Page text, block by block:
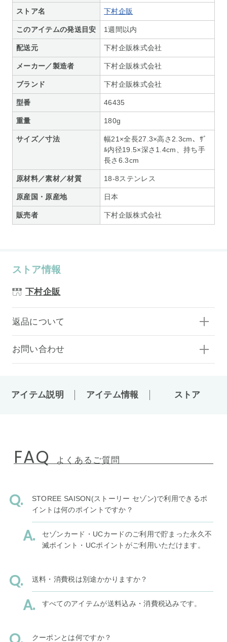
ストア名 下村企販
このアイテムの発送目安 1週間以内
配送元 下村企販株式会社
メーカー／製造者 下村企販株式会社
ブランド 下村企販株式会社
型番 46435
重量 180g
サイズ／寸法
幅21×全長27.3×高さ2.3cm、ｻﾞ
ﾙ内径19.5×深さ1.4cm、持ち手
長さ6.3cm
原材料／素材／材質 18-8ステンレス
原産国・原産地 日本
販売者 下村企販株式会社
ストア情報
下村企販
返品について
お問い合わせ
アイテム説明 アイテム情報 ストア
FAQ よくあるご質問
STOREE SAISON(ストーリー セゾン)で利用できるポ
イントは何のポイントですか？
セゾンカード・UCカードのご利用で貯まった永久不
滅ポイント・UCポイントがご利用いただけます。
送料・消費税は別途かかりますか？
すべてのアイテムが送料込み・消費税込みです。
クーポンとは何ですか？